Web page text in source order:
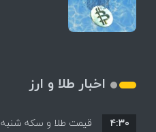
اخبار طلا و ارز
قیمت طلا و سکه شنبه 17 مرداد/ قیمت‌ها افزایشی
۴:۳۰